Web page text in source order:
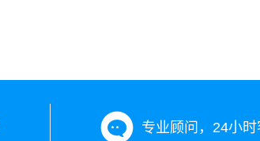
专业顾问，24小时